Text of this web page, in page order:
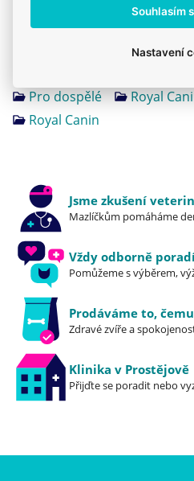
Produkt také v těchto
Royal Canin - Běžné krmivo
Pro dospělé
Royal
Royal Canin
Jsme zkušení
Mazlíčkům pomáháme
Vždy odborně
Pomůžeme s výběrem,
Prodáváme to,
Zdravé zvíře a
Klinika v Prostějově
Přijďte se poradit nebo
Souhlasím
Nastavení